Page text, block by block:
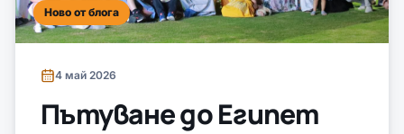
Ново от блога
4 май 2026
Пътуване до Египет